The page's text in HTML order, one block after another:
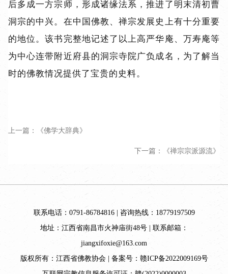
后多成一方宗师，形成诸缘法系，推进了明末清初曹
洞宗的中兴。在中国佛教、禅宗发展史上有十分重要
的地位。该书完整地记述了以上高严华庵、万寿庵等
为中心连带附近府县的洞宗寺院广负成名，为了解当
时的佛教情况提供了宝贵的史料。
上一篇：《佛学大辞典》
下一篇：《禅宗宗派源流》
联系电话：0791-86784816 | 咨询热线：18779197509
地址：江西省南昌市火神庙街48号 | 联系邮箱：
jiangxifoxie@163.com
版权所有：江西省佛教协会 | 备案号： 赣ICP备2022009169号